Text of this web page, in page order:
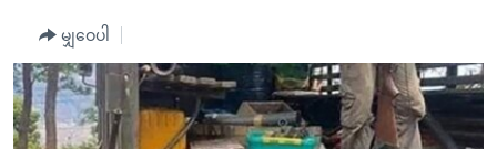
ကျော်
ကြည့်
ရန်
အစ္စရေး-ပါလက်စတိုင်း
အင်္ဂလိပ်စာလေ့လာမယ်
အမေရိကန်သုံးအီဒီယံ
မကြေးမုံရဲ့ အင်္ဂလိပ်စာ
အပတ်စဉ်ကဏ္ဍများ
ရေဒီယို
ရေဒီယိုနှင့်ရုပ်သံ အချက်အလက်များ
မျှဝေပါ